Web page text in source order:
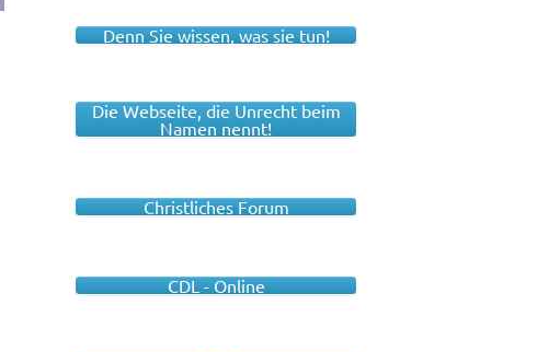
Denn Sie wissen, was sie tun!
Die Webseite, die Unrecht beim
Namen nennt!
Christliches Forum
CDL - Online